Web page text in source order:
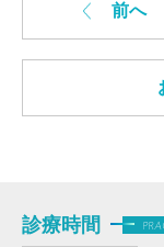
前へ
診療時間